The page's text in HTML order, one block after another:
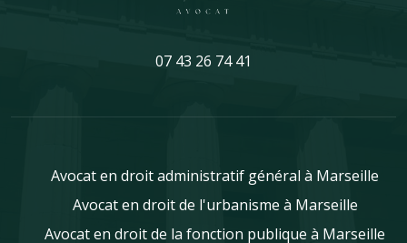
07 43 26 74 41
Avocat en droit administratif général à Marseille
Avocat en droit de l'urbanisme à Marseille
Avocat en droit de la fonction publique à Marseille